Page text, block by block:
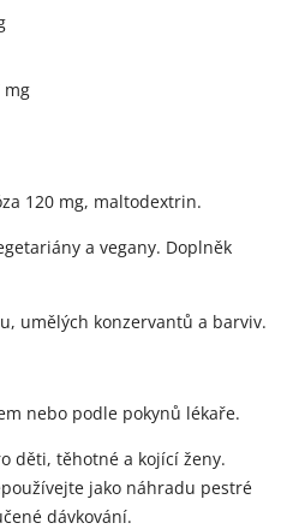
mg
120 mg, maltodextrin.
a vegany. Doplněk
umělých konzervantů a barviv.
nebo podle pokynů lékaře.
děti, těhotné a kojící ženy.
jako náhradu pestré
dávkování.